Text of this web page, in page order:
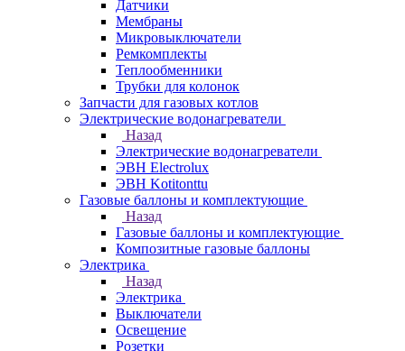
Датчики
Мембраны
Микровыключатели
Ремкомплекты
Теплообменники
Трубки для колонок
Запчасти для газовых котлов
Электрические водонагреватели
Назад
Электрические водонагреватели
ЭВН Electrolux
ЭВН Kotitonttu
Газовые баллоны и комплектующие
Назад
Газовые баллоны и комплектующие
Композитные газовые баллоны
Электрика
Назад
Электрика
Выключатели
Освещение
Розетки